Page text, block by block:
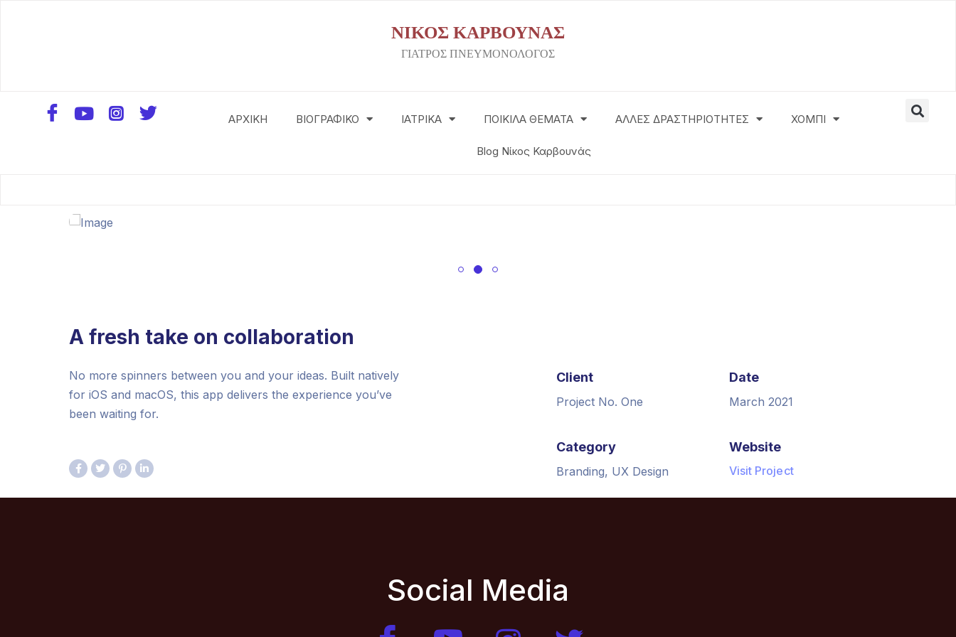
ΝΙΚΟΣ ΚΑΡΒΟΥΝΑΣ
ΓΙΑΤΡΟΣ ΠΝΕΥΜΟΝΟΛΟΓΟΣ
ΑΡΧΙΚΗ ΒΙΟΓΡΑΦΙΚΟ ΙΑΤΡΙΚΑ ΠΟΙΚΙΛΑ ΘΕΜΑΤΑ ΑΛΛΕΣ ΔΡΑΣΤΗΡΙΟΤΗΤΕΣ ΧΟΜΠΙ
Blog Νίκος Καρβουνάς
A fresh take on collaboration
No more spinners between you and your ideas. Built natively
for iOS and macOS, this app delivers the experience you’ve
been waiting for.
Client
Project No. One
Category
Branding, UX Design
Date
March 2021
Website
Visit Project
Social Media